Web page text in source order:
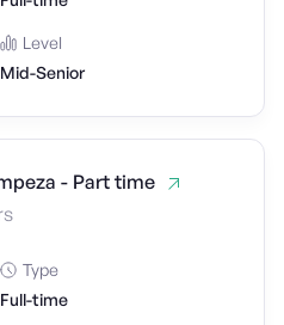
Level
Mid-Senior
- Part time
Type
Full-time